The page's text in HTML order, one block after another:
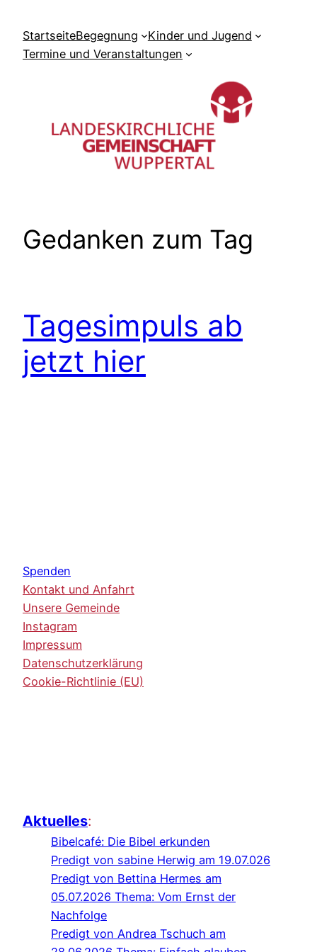
Inhalt
springen
StartseiteBegegnung
Kinder und Jugend
Termine und Veranstaltungen
Gedanken zum Tag
Tagesimpuls ab
jetzt hier
Spenden
Kontakt und Anfahrt
Unsere Gemeinde
Instagram
Impressum
Datenschutzerklärung
Cookie-Richtlinie (EU)
Aktuelles:
Bibelcafé: Die Bibel erkunden
Predigt von sabine Herwig am 19.07.026
Predigt von Bettina Hermes am
05.07.2026 Thema: Vom Ernst der
Nachfolge
Predigt von Andrea Tschuch am